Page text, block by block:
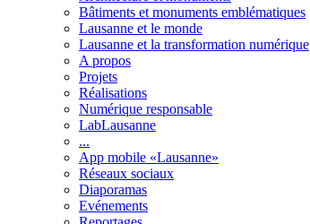
Bâtiments et monuments emblématiques
Lausanne et le monde
Lausanne et la transformation numérique
A propos
Projets
Réalisations
Numérique responsable
LabLausanne
...
App mobile «Lausanne»
Réseaux sociaux
Diaporamas
Evénements